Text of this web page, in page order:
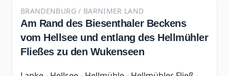
BRANDENBURG / BARNIMER LAND
Am Rand des Biesenthaler Beckens
vom Hellsee und entlang des Hellmühler
Fließes zu den Wukenseen